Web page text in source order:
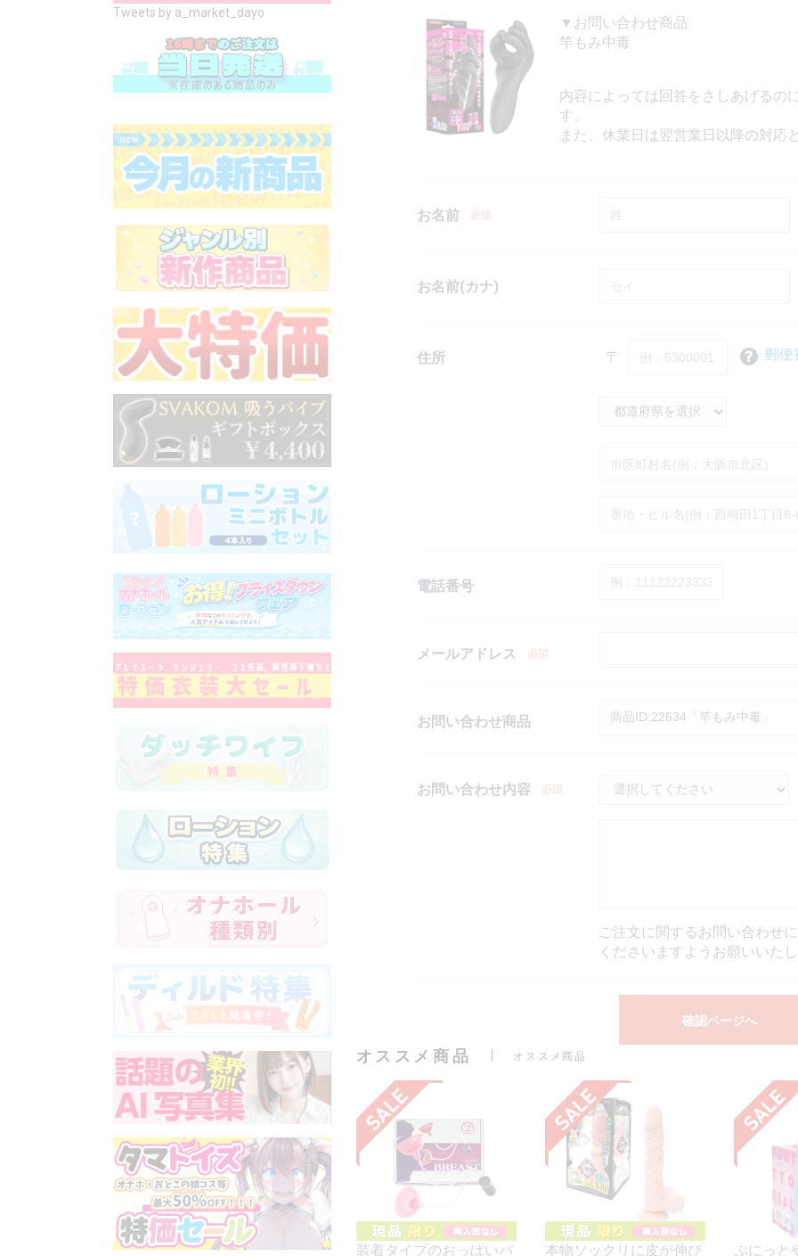
Tweets by a_market_dayo
▼お問い合わせ商品
竿もみ中毒
内容によっては回答をさしあげるの
す。
また、休業日は翌営業日以降の対応
お名前 必須
お名前(カナ)
住所 〒 郵便
電話番号
メールアドレス 必須
お問い合わせ商品
お問い合わせ内容 必須
ご注文に関するお問い合わせ
くださいますようお願いいた
確認ページへ
オススメ商品 オススメ商品
装着タイプのおっぱいバ
本物ソックリに皮が伸び
ぷにっと